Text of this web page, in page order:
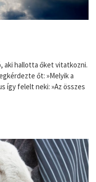
aki hallotta őket vitatkozni.
őt: »Melyik a
így felelt neki: »Az összes